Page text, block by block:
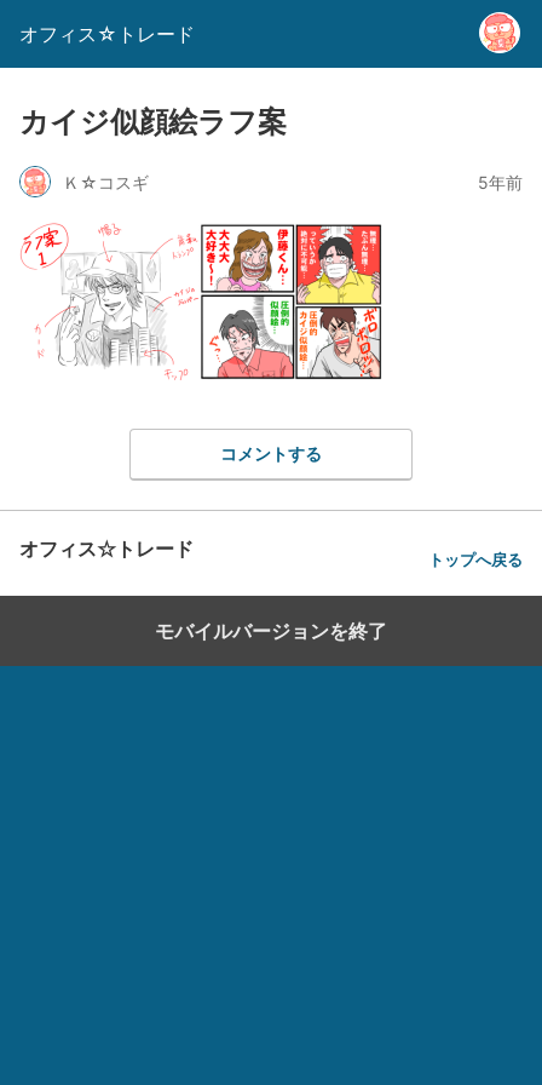
オフィス☆トレード
カイジ似顔絵ラフ案
Ｋ☆コスギ 5年前
コメントする
オフィス☆トレード トップへ戻る
モバイルバージョンを終了